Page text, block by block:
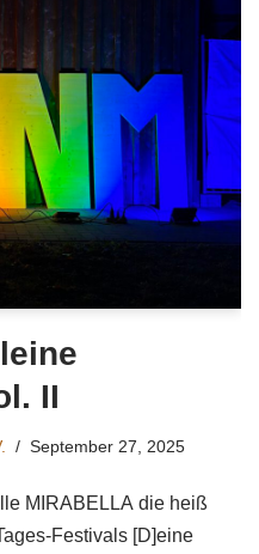
II
September 27, 2025
MIRABELLA die heiß
Festivals [D]eine